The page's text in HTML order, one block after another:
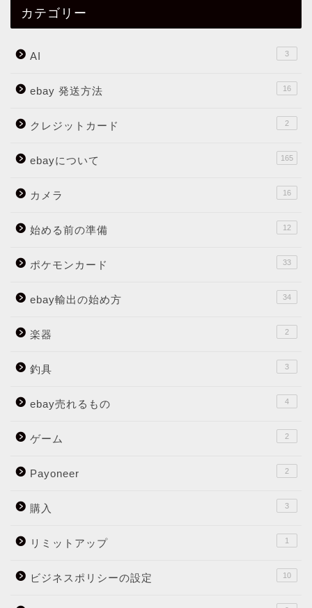
カテゴリー
AI 3
ebay 発送方法 16
クレジットカード 2
ebayについて 165
カメラ 16
始める前の準備 12
ポケモンカード 33
ebay輸出の始め方 34
楽器 2
釣具 3
ebay売れるもの 4
ゲーム 2
Payoneer 2
購入 3
リミットアップ 1
ビジネスポリシーの設定 10